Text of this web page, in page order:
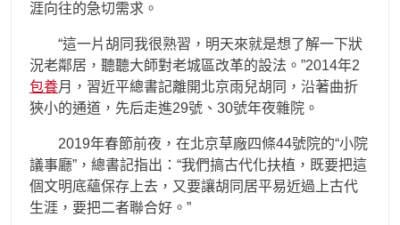
涯向往的急切需求。
“這一片胡同我很熟習，明天來就是想了解一下狀
況老鄰居，聽聽大師對老城區改革的設法。”2014年2
包養月，習近平總書記離開北京雨兒胡同，沿著曲折
狹小的通道，先后走進29號、30號年夜雜院。
2019年春節前夜，在北京草廠四條44號院的“小院
議事廳”，總書記指出：“我們搞古代化扶植，既要把這
個文明底蘊保存上去，又要讓胡同居平易近過上古代
生涯，要把二者聯合好。”